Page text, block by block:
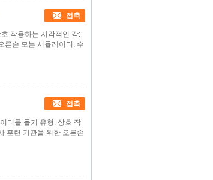
접촉
작용하는 시각적인 각:
른손 모는 시뮬레이터. 수
접촉
터를 몰기 유형: 상호 작
훈련 기관을 위한 오른손